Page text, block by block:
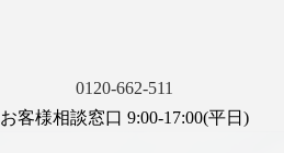
0120-662-511
お客様相談窓口 9:00-17:00(平日)